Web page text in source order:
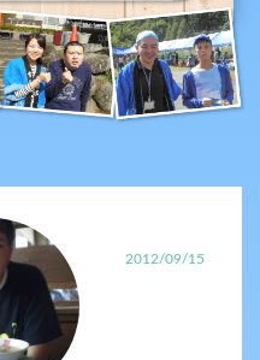
2012/09/15